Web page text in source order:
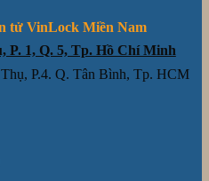
tử VinLock Miền Nam
P. 1, Q. 5, Tp. Hồ Chí Minh
P.4. Q. Tân Bình, Tp. HCM